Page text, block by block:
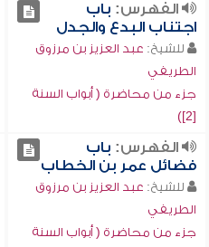
الفهرس: باب
اجتناب البدع والجدل
للشيخ: عبد العزيز بن مرزوق
الطريفي
جزء من محاضرة ( أبواب السنة
[2])
الفهرس: باب
فضائل عمر بن الخطاب
للشيخ: عبد العزيز بن مرزوق
الطريفي
جزء من محاضرة ( أبواب السنة